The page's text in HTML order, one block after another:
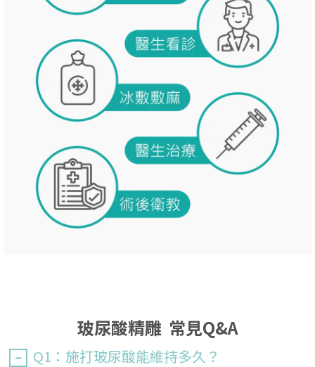
玻尿酸精雕 常見Q&A
Q1：施打玻尿酸能維持多久？